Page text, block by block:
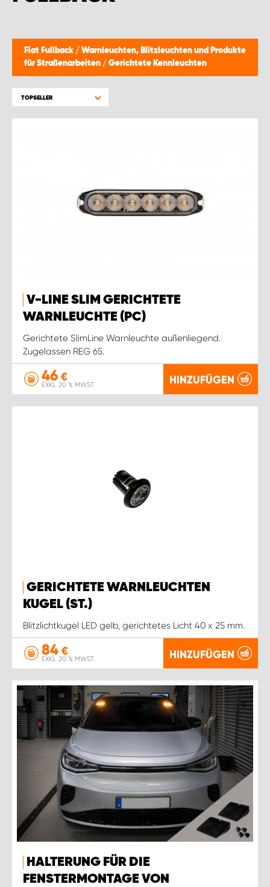
Fiat Fullback / Warnleuchten, Blitzleuchten und Produkte
für Straßenarbeiten / Gerichtete Kennleuchten
TOPSELLER
V-LINE SLIM GERICHTETE
WARNLEUCHTE (PC)
Gerichtete SlimLine Warnleuchte außenliegend.
Zugelassen REG 65.
46 €
EXKL. 20 % MWST. HINZUFÜGEN
GERICHTETE WARNLEUCHTEN
KUGEL (ST.)
Blitzlichtkugel LED gelb, gerichtetes Licht 40 x 25 mm.
84 €
EXKL. 20 % MWST. HINZUFÜGEN
HALTERUNG FÜR DIE
FENSTERMONTAGE VON
MONTAGEPARTNER WIEN 1230
SCHAURAUM ÖSTERREICH